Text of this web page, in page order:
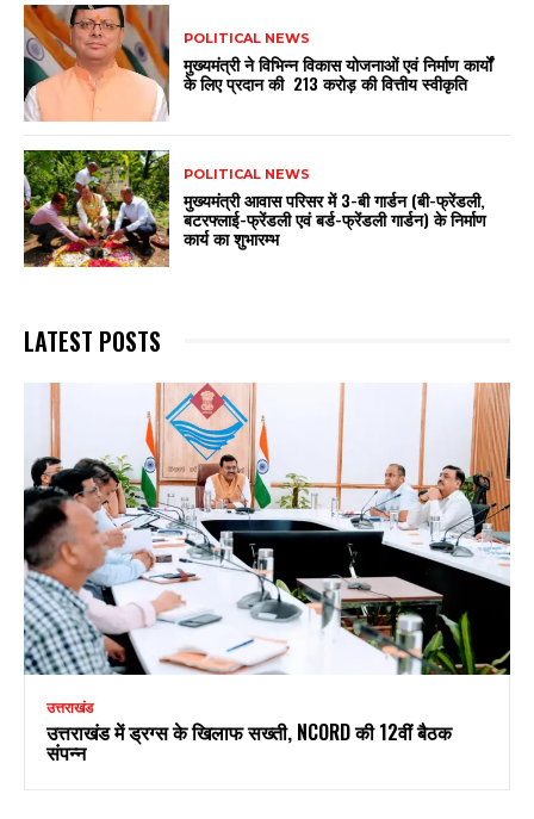
POLITICAL NEWS
मुख्यमंत्री ने विभिन्न विकास योजनाओं एवं निर्माण कार्यों
के लिए प्रदान की ₹ 213 करोड़ की वित्तीय स्वीकृति
POLITICAL NEWS
मुख्यमंत्री आवास परिसर में 3-बी गार्डन (बी-फ्रेंडली,
बटरफ्लाई-फ्रेंडली एवं बर्ड-फ्रेंडली गार्डन) के निर्माण
कार्य का शुभारम्भ
LATEST POSTS
उत्तराखंड
उत्तराखंड में ड्रग्स के खिलाफ सख्ती, NCORD की 12वीं बैठक
संपन्न